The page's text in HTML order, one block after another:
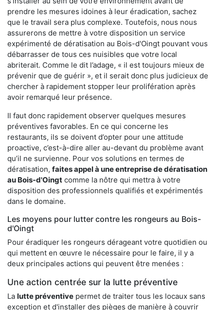
prendre les mesures idoines à leur éradication, sachez
que le travail sera plus complexe. Toutefois, nous nous
assurerons de mettre à votre disposition un service
expérimenté de dératisation au Bois-d'Oingt pouvant vous
débarrasser de tous ces nuisibles que votre local
abriterait. Comme le dit l’adage, « il est toujours mieux de
prévenir que de guérir », et il serait donc plus judicieux de
chercher à rapidement stopper leur prolifération après
avoir remarqué leur présence.
Il faut donc rapidement observer quelques mesures
préventives favorables. En ce qui concerne les
restaurants, ils se doivent d’opter pour une attitude
proactive, c’est-à-dire aller au-devant du problème avant
qu’il ne survienne. Pour vos solutions en termes de
dératisation, faites appel à une entreprise de dératisation
au Bois-d'Oingt comme la nôtre qui mettra à votre
disposition des professionnels qualifiés et expérimentés
dans le domaine.
Les moyens pour lutter contre les rongeurs au Bois-
d'Oingt
Pour éradiquer les rongeurs dérageant votre quotidien ou
qui mettent en œuvre le nécessaire pour le faire, il y a
deux principales actions qui peuvent être menées :
Une action centrée sur la lutte préventive
La lutte préventive permet de traiter tous les locaux sans
exception et d'installer des pièges de manière à couvrir